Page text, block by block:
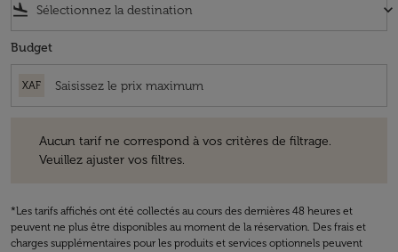
flight_land keyboard_arrow_down
Budget
XAF
Aucun tarif ne correspond à vos critères de filtrage.
Veuillez ajuster vos filtres.
*Les tarifs affichés ont été collectés au cours des dernières 48 heures et
peuvent ne plus être disponibles au moment de la réservation. Des frais et
charges supplémentaires pour les produits et services optionnels peuvent